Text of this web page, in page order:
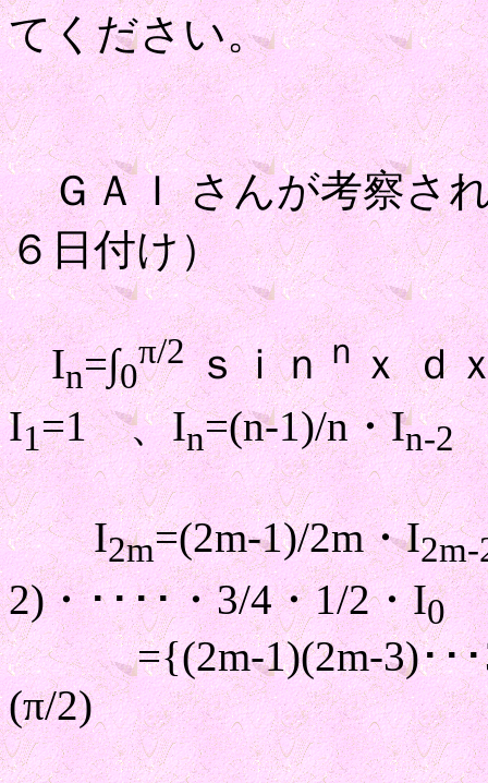
てください。
ＧＡＩ さんが考察され
６日付け）
In=∫0
π/2ｓｉｎｎｘ ｄ
I1=1 、In=(n-1)/n・In-2
I2m=(2m-1)/2m・I2m-
2)・････・3/4・1/2・I0
={(2m-1)(2m-3)･･･3
(π/2)